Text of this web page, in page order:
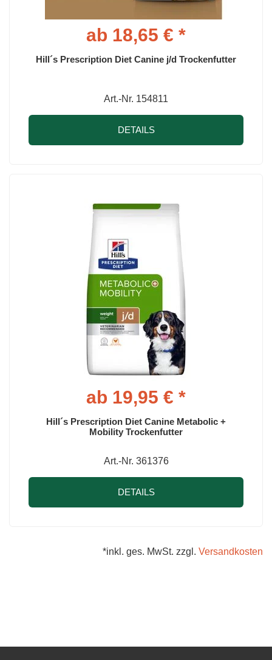
ab 18,65 € *
Hill´s Prescription Diet Canine j/d Trockenfutter
Art.-Nr. 154811
DETAILS
ab 19,95 € *
Hill´s Prescription Diet Canine Metabolic +
Mobility Trockenfutter
Art.-Nr. 361376
DETAILS
*inkl. ges. MwSt. zzgl. Versandkosten